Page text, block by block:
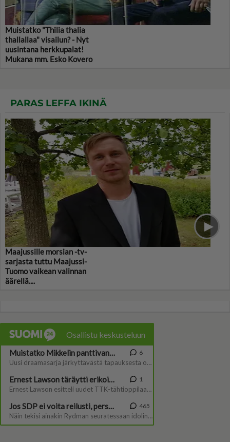
Muistatko "Thilia thalia
thallallaa" visailun? - Nyt
uusintana herkkupalat!
Mukana mm. Esko Kovero
PARAS LEFFA IKINÄ
Maajussille morsian -tv-
sarjasta tuttu Maajussi-
Tuomo vaikean valinnan
äärellä....